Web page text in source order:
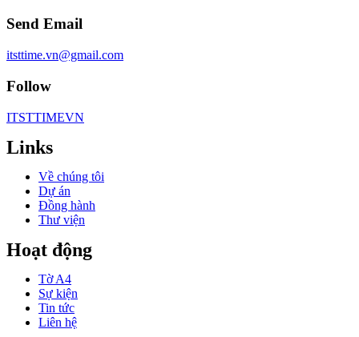
Send Email
itsttime.vn@gmail.com
Follow
ITSTTIMEVN
Links
Về chúng tôi
Dự án
Đồng hành
Thư viện
Hoạt động
Tờ A4
Sự kiện
Tin tức
Liên hệ